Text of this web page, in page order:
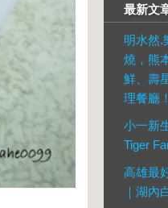
最新文
明水然.
燒，熊
鮮、壽
理餐廳！
小一新
Tiger
高雄最
｜湖內